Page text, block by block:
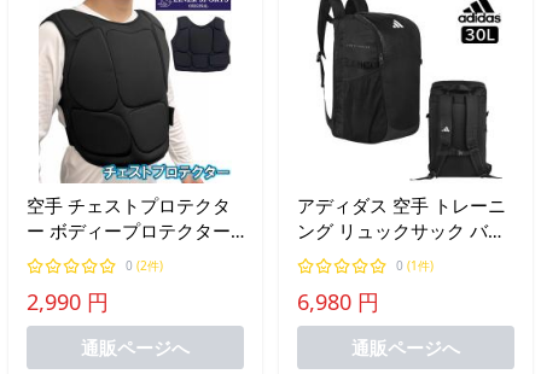
空手 チェストプロテクタ
ー ボディープロテクター
ライナースポーツオリジナ
ル 1年保証 防具 胴プロテ
クター 胸当て 子供 大人
女性 ジュニア LSALI030-
0 (2件)
2,990 円
通販ページへ
アディダス 空手 トレーニ
ング リュックサック バッ
クパック 30リットル Mサ
イズ ブラック×シルバー
50×30×20cm ryu
BABPM01CS-M
0 (1件)
6,980 円
通販ページへ